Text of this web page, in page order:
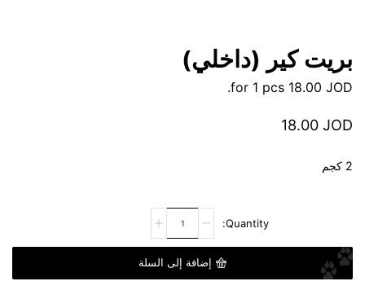
بريت كير (داخلي)
18.00 JOD
18.00 JOD
2 كجم
إضافة إلى السلة